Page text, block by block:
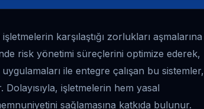
karşılaştığı zorlukları aşmalarına
risk yönetimi süreçlerini optimize ederek,
ile entegre çalışan bu sistemler,
işletmelerin hem yasal
sağlamasına katkıda bulunur.